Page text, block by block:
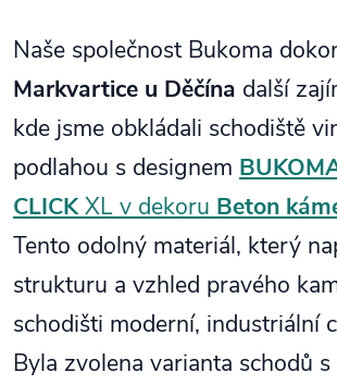
Naše společnost Bukoma
Markvartice u Děčína další
kde jsme obkládali schodiště
podlahou s designem
CLICKXL v dekoru Beton
Tento odolný materiál, který
strukturu a vzhled pravého
schodišti moderní, industriální
Byla zvolena varianta schodů